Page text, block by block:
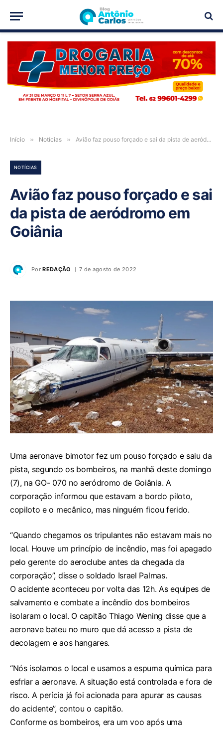
PUBLICIDADE
Início » Notícias » Avião faz pouso forçado e sai da pista de aeródromo em Goiânia
NOTÍCIAS
Avião faz pouso forçado e sai
da pista de aeródromo em
Goiânia
Por REDAÇÃO 7 de agosto de 2022
Uma aeronave bimotor fez um pouso forçado e saiu da
pista, segundo os bombeiros, na manhã deste domingo
(7), na GO- 070 no aeródromo de Goiânia. A
corporação informou que estavam a bordo piloto,
copiloto e o mecânico, mas ninguém ficou ferido.
“Quando chegamos os tripulantes não estavam mais no
local. Houve um princípio de incêndio, mas foi apagado
pelo gerente do aeroclube antes da chegada da
corporação”, disse o soldado Israel Palmas.
O acidente aconteceu por volta das 12h. As equipes de
salvamento e combate a incêndio dos bombeiros
isolaram o local. O capitão Thiago Wening disse que a
aeronave bateu no muro que dá acesso a pista de
decolagem e aos hangares.
“Nós isolamos o local e usamos a espuma química para
esfriar a aeronave. A situação está controlada e fora de
risco. A perícia já foi acionada para apurar as causas
do acidente”, contou o capitão.
Conforme os bombeiros, era um voo após uma